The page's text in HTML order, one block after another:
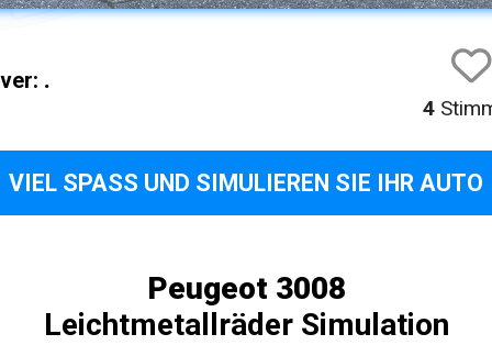
.
4
VIEL SPASS UND SIMULIEREN SIE IHR AUTO
Peugeot 3008
Leichtmetallräder Simulation